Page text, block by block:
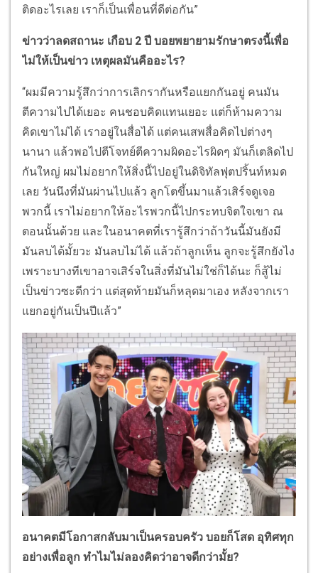
ติดอะไรเลย เราก็เป็นเพื่อนที่ดีต่อกัน”
ข่าวว่าลดสถานะ เกือบ 2 ปี บอยพยายามรักษาตรงนี้เพื่อ
ไม่ให้เป็นข่าว เหตุผลมันคืออะไร?
“ผมมีความรู้สึกว่าการเลิกรากันหรือแยกกันอยู่ คนมัน
ตีความไปได้เยอะ คนชอบคิดแทนเยอะ แต่ก็ห้ามความ
คิดเขาไม่ได้ เราอยู่ในสื่อได้ แต่คนเสพสื่อคิดไปต่างๆ
นานา แล้วพอไปตีโจทย์ตีความผิดอะไรผิดๆ มันก็เตลิดไป
กันใหญ่ ผมไม่อยากให้สิ่งนี้ไปอยู่ในดิจิทัลฟุตปริ้นท์หมด
เลย วันนึงที่มันผ่านไปแล้ว ลูกโตขึ้นมาแล้วเสิร์จดูเจอ
พวกนี้ เราไม่อยากให้อะไรพวกนี้ไปกระทบจิตใจเขา ณ
ตอนนั้นด้วย และในอนาคตที่เรารู้สึกว่าถ้าวันนี้มันยังมี
มันลบได้มั้ยวะ มันลบไม่ได้ แล้วถ้าลูกเห็น ลูกจะรู้สึกยังไง
เพราะบางทีเขาอาจเสิร์จในสิ่งที่มันไม่ใช่ก็ได้นะ ก็สู้ไม่
เป็นข่าวซะดีกว่า แต่สุดท้ายมันก็หลุดมาเอง หลังจากเรา
แยกอยู่กันเป็นปีแล้ว”
อนาคตมีโอกาสกลับมาเป็นครอบครัว บอยก็โสด อุทิศทุก
อย่างเพื่อลูก ทำไมไม่ลองคิดว่าอาจดีกว่ามั้ย?